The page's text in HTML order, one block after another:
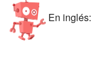
En inglés: